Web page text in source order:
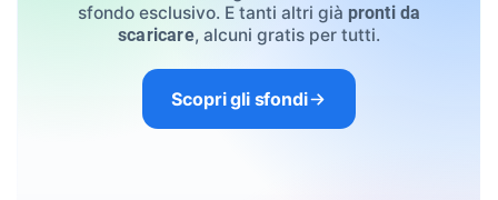
sfondo esclusivo. E tanti altri già pronti da
scaricare, alcuni gratis per tutti.
Scopri gli sfondi